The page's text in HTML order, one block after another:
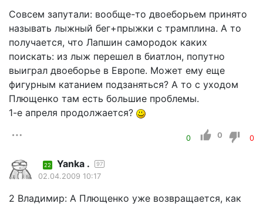
Совсем запутали: вообще-то двоеборьем принято
называть лыжный бег+прыжки с трамплина. А то
получается, что Лапшин самородок каких
поискать: из лыж перешел в биатлон, попутно
выиграл двоеборье в Европе. Может ему еще
фигурным катанием подзаняться? А то с уходом
Плющенко там есть большие проблемы.
1-е апреля продолжается?
0 0 0
22 Yanka . 97
02.04.2009 10:17
2 Владимир: А Плющенко уже возвращается, как